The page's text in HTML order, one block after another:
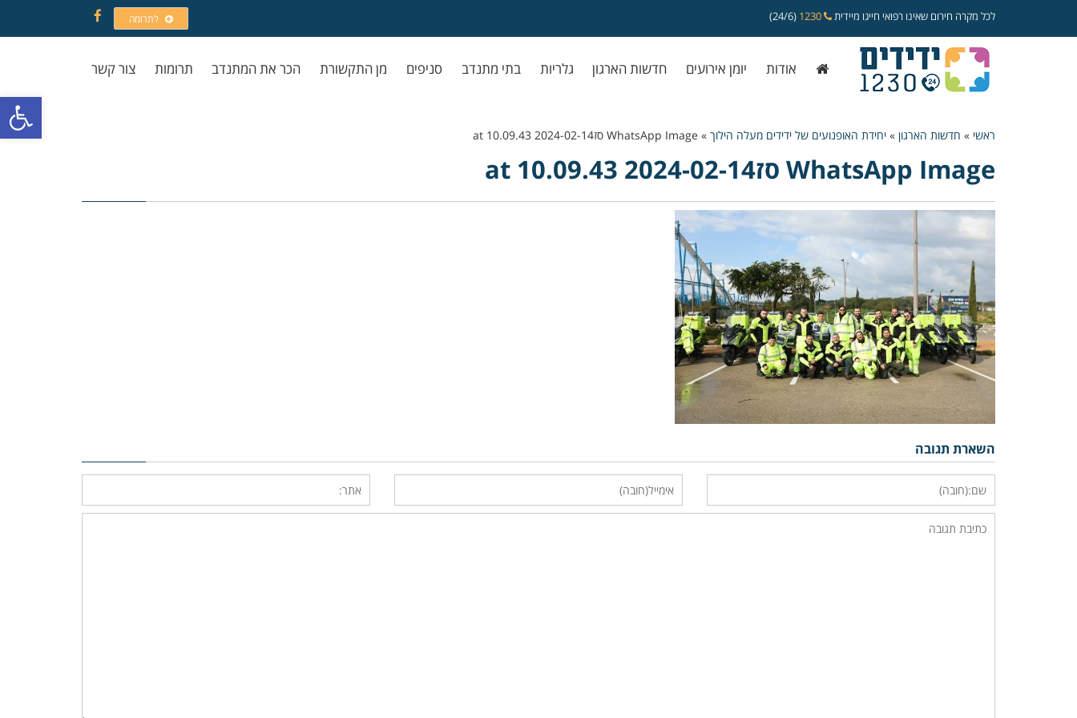
פתח
לכל מקרה חירום שאינו רפואי חייגו מיידית (24/6) לתרומה
Facebook
אודות יומן אירועים חדשות הארגון גלריות בתי מתנדב סניפים מן התקשורת הכר את המתנדב תרומות צור קשר
ראשי » חדשות הארגון » יחידת האופנועים של ידידים מעלה הילוך » WhatsApp Image סז2024-02-14 at 10.09.43
WhatsApp Image סז2024-02-14 at 10.09.43
השארת תגובה